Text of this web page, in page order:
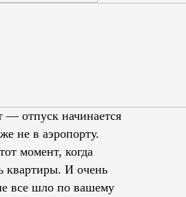
— отпуск начинается
не в аэропорту.
момент, когда
квартиры. И очень
все шло по вашему